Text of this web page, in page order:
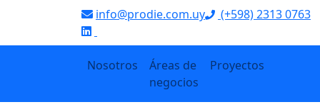
info@prodie.com.uy
(+598) 2313 0763
Nosotros
Áreas de
negocios
Proyectos